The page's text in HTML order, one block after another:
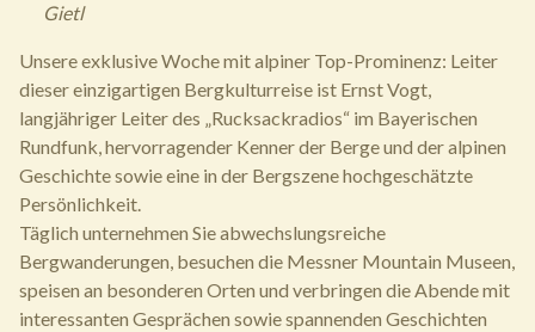
Gietl
Unsere exklusive Woche mit alpiner Top-Prominenz: Leiter
dieser einzigartigen Bergkulturreise ist Ernst Vogt,
langjähriger Leiter des „Rucksackradios“ im Bayerischen
Rundfunk, hervorragender Kenner der Berge und der alpinen
Geschichte sowie eine in der Bergszene hochgeschätzte
Persönlichkeit.
Täglich unternehmen Sie abwechslungsreiche
Bergwanderungen, besuchen die Messner Mountain Museen,
speisen an besonderen Orten und verbringen die Abende mit
interessanten Gesprächen sowie spannenden Geschichten